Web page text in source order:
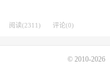
阅读(2311) 评论(0)
© 2010-2026